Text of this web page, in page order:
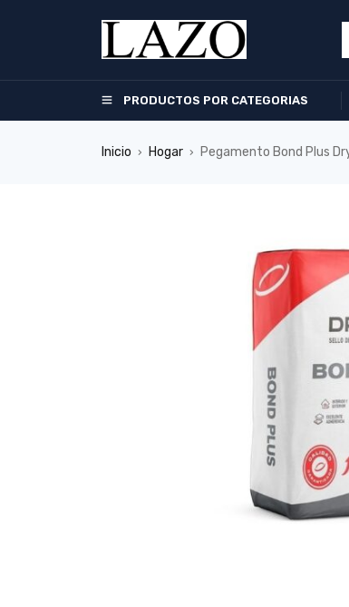
PRODUCTOS POR CATEGORIAS
Inicio › Hogar › Pegamento Bond Plus